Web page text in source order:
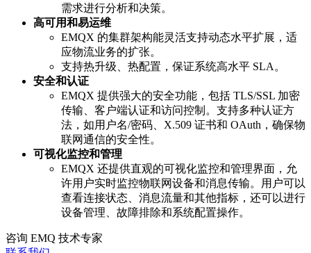
需求进行分析和决策。
高可用和易运维
EMQX 的集群架构能灵活支持动态水平扩展，适
应物流业务的扩张。
支持热升级、热配置，保证系统高水平 SLA。
安全和认证
EMQX 提供强大的安全功能，包括 TLS/SSL 加密
传输、客户端认证和访问控制。支持多种认证方
法，如用户名/密码、X.509 证书和 OAuth，确保物
联网通信的安全性。
可视化监控和管理
EMQX 还提供直观的可视化监控和管理界面，允
许用户实时监控物联网设备和消息传输。用户可以
查看连接状态、消息流量和其他指标，还可以进行
设备管理、故障排除和系统配置操作。
咨询 EMQ 技术专家